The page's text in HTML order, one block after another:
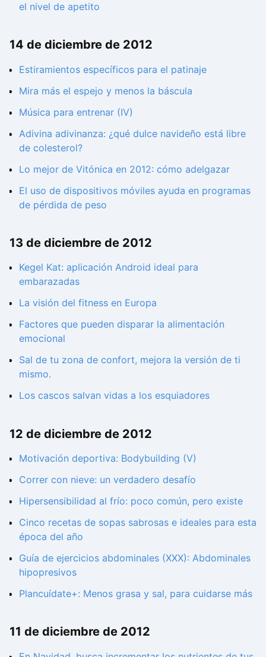
el nivel de apetito
14 de diciembre de 2012
Estiramientos específicos para el patinaje
Mira más el espejo y menos la báscula
Música para entrenar (IV)
Adivina adivinanza: ¿qué dulce navideño está libre
de colesterol?
Lo mejor de Vitónica en 2012: cómo adelgazar
El uso de dispositivos móviles ayuda en programas
de pérdida de peso
13 de diciembre de 2012
Kegel Kat: aplicación Android ideal para
embarazadas
La visión del fitness en Europa
Factores que pueden disparar la alimentación
emocional
Sal de tu zona de confort, mejora la versión de ti
mismo.
Los cascos salvan vidas a los esquiadores
12 de diciembre de 2012
Motivación deportiva: Bodybuilding (V)
Correr con nieve: un verdadero desafío
Hipersensibilidad al frío: poco común, pero existe
Cinco recetas de sopas sabrosas e ideales para esta
época del año
Guía de ejercicios abdominales (XXX): Abdominales
hipopresivos
Plancuídate+: Menos grasa y sal, para cuidarse más
11 de diciembre de 2012